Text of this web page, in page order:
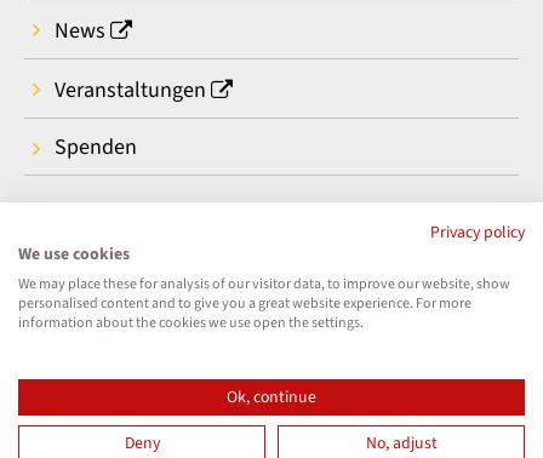
News
Veranstaltungen
Spenden
Privacy policy
We use cookies
We may place these for analysis of our visitor data, to improve our website, show
personalised content and to give you a great website experience. For more
information about the cookies we use open the settings.
Ok, continue
Deny
No, adjust